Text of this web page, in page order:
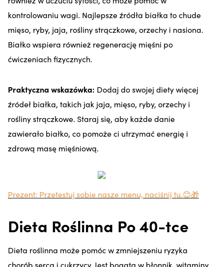
kontrolowaniu wagi. Najlepsze źródła białka to chude
mięso, ryby, jaja, rośliny strączkowe, orzechy i nasiona.
Białko wspiera również regenerację mięśni po
ćwiczeniach fizycznych.
Praktyczna wskazówka: Dodaj do swojej diety więcej
źródeł białka, takich jak jaja, mięso, ryby, orzechy i
rośliny strączkowe. Staraj się, aby każde danie
zawierało białko, co pomoże ci utrzymać energię i
zdrową masę mięśniową.
Prezent: Przetestuj sobie nasze menu, naciśnij tu.😊🎁
Dieta Roślinna Po 40-tce
Dieta roślinna może pomóc w zmniejszeniu ryzyka
chorób serca i cukrzycy. Jest bogata w błonnik, witaminy